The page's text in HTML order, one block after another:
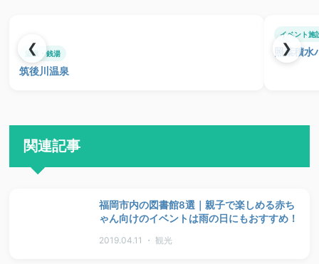
温泉・銭湯
筑後川温泉
イベント施
照葉積水
❮ ❯
関連記事
福岡市内の図書館8選｜親子で楽しめる赤ち
ゃん向けのイベントは雨の日にもおすすめ！
2019.04.11 ・ 観光